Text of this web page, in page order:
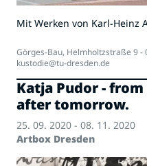
Mit Werken von Karl-Heinz
Görges-Bau, Helmholtzstraße 9 -
kustodie@tu-dresden.de
Katja Pudor -
after tomorrow.
25. 09. 2020 - 08. 11. 2020
Artbox Dresden